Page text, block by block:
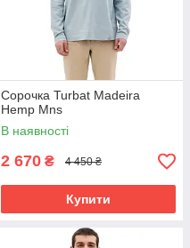
Сорочка Turbat Madeira
Hemp Mns
В наявності
2 670 ₴ 4 450 ₴
Купити